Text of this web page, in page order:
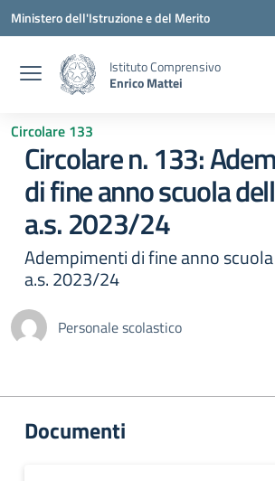
Vai ai contenuti
Vai al menu di navigazione
Vai al footer
Ministero dell'Istruzione e del Merito
Istituto Comprensivo
Enrico Mattei
Circolare 133
Circolare n. 133:
di fine anno scuola
a.s. 2023/24
Adempimenti di fine anno
a.s. 2023/24
Personale scolastico
Documenti